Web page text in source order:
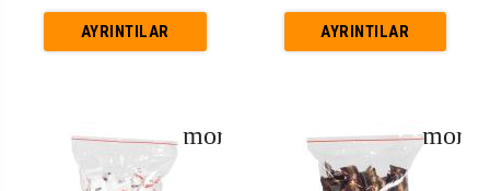
AYRINTILAR AYRINTILAR